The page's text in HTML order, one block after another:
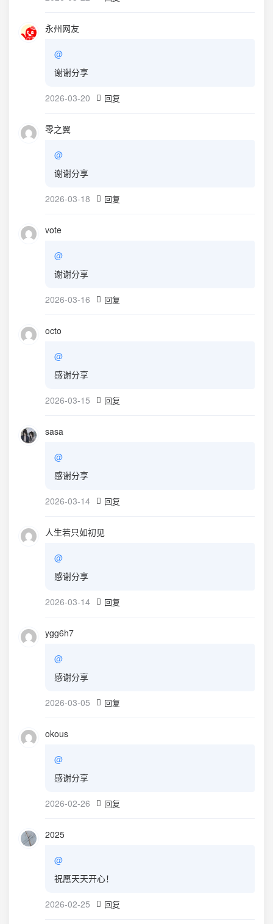
永州网友
@
谢谢分享
2026-03-20 回复
零之翼
@
谢谢分享
2026-03-18 回复
vote
@
谢谢分享
2026-03-16 回复
octo
@
感谢分享
2026-03-15 回复
sasa
@
感谢分享
2026-03-14 回复
人生若只如初见
@
感谢分享
2026-03-14 回复
ygg6h7
@
感谢分享
2026-03-05 回复
okous
@
感谢分享
2026-02-26 回复
2025
@
祝愿天天开心！
2026-02-25 回复